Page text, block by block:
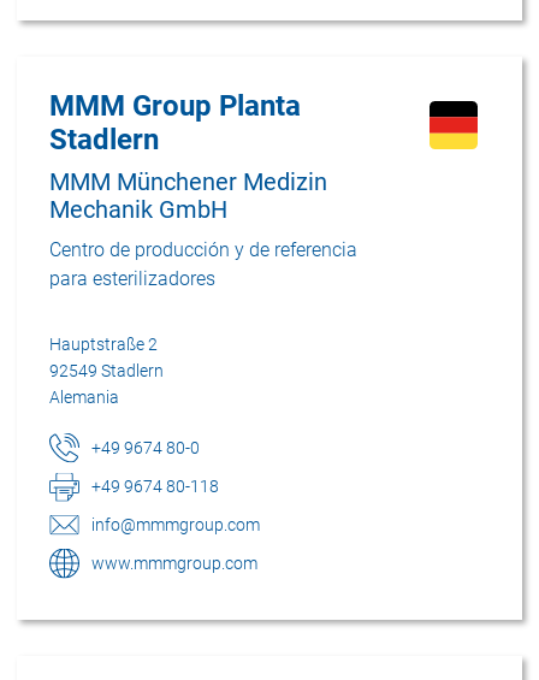
MMM Group Planta
Stadlern
MMM Münchener Medizin
Mechanik GmbH
Centro de producción y de referencia
para esterilizadores
Hauptstraße 2
92549 Stadlern
Alemania
+49 9674 80-0
+49 9674 80-118
info@mmmgroup.com
www.mmmgroup.com